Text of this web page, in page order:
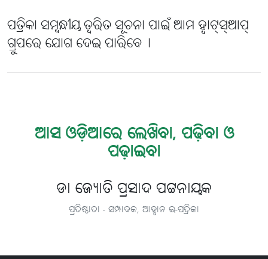
ପତ୍ରିକା ସମ୍ବନ୍ଧୀୟ ତ୍ବରିତ ସୂଚନା ପାଇଁ ଆମ ହ୍ବାଟ୍‌ସ୍‌ଆପ୍
ଗ୍ରୁପରେ ଯୋଗ ଦେଇ ପାରିବେ୤
ଆସ ଓଡ଼ିଆରେ ଲେଖିବା, ପଢ଼ିବା ଓ
ପଢ଼ାଇବା
ଡା ଜ୍ୟୋତି ପ୍ରସାଦ ପଟ୍ଟନାୟକ
ପ୍ରତିଷ୍ଠାତା - ସମ୍ପାଦକ, ଆହ୍ବାନ ଇ-ପତ୍ରିକା